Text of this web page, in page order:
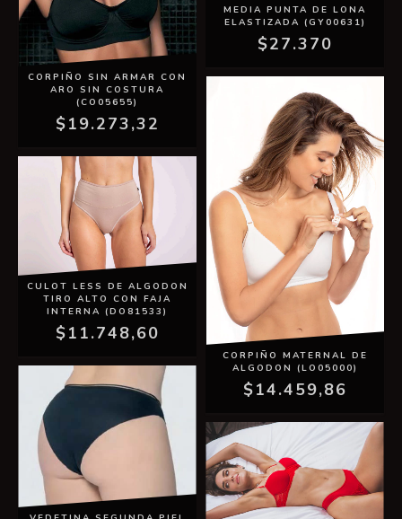
CORPIÑO SIN ARMAR CON
ARO SIN COSTURA
(CO05655)
$19.273,32
MEDIA PUNTA DE LONA
ELASTIZADA (GY00631)
$27.370
CULOT LESS DE ALGODON
TIRO ALTO CON FAJA
INTERNA (DO81533)
$11.748,60
CORPIÑO MATERNAL DE
ALGODON (LO05000)
$14.459,86